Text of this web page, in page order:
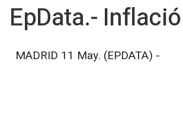
EpData.-
MADRID 11 May. (EPDATA) -